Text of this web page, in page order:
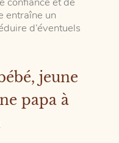
entraîne un
d’éventuels
jeune
papa à